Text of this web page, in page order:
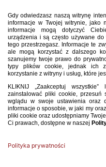
U-20: POWOŁANIA NA
PORTUGALIĄ
Trener reprezentacji Polski do lat
zawodników powołanych na
z Niemcami (23 września, 18:30,
15:15, Stalowa Wola).